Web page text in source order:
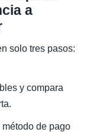
a
solo tres pasos:
y compara
de pago